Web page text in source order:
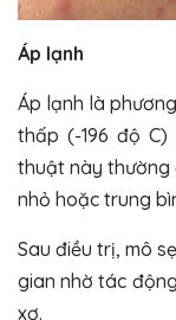
Áp lạnh
Áp lạnh là
thấp (-196 độ
thuật này thường
nhỏ hoặc trung
Sau điều trị, mô
gian nhờ tác
xơ.